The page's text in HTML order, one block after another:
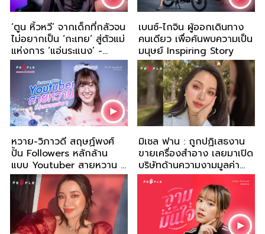
‘ตูน หิ้วหวี’ จากเด็กที่กลัวจน
ไม่อยากเป็น ‘กะเทย’ สู่ตัวแม่
แห่งการ ‘แอ่นระแนง’ -
Deep People
เบนซ์-ไกจิน ผู้ออกเดินทาง
คนเดียว เพื่อค้นพบความเป็น
มนุษย์ Inspiring Story
หวาย-วิภาวดี สฤษฏ์พงศ์
ปั้น Followers หลักล้าน
แบบ Youtuber สายหวาน ที่
ทำขนมแบบง่าย ๆ
มิเชล ฟาน : ถูกปฏิเสธงาน
ขายเครื่องสำอาง เลยมาเปิด
บริษัทด้านความงามมูลค่า
หลายร้อยล้านเหรียญ
สหรัฐฯ